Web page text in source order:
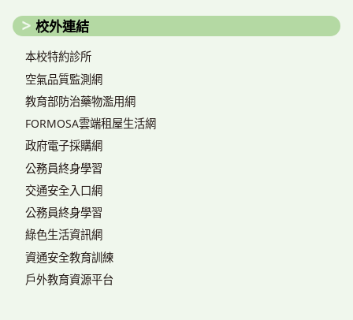
校外連結
本校特約診所
空氣品質監測網
教育部防治藥物濫用網
FORMOSA雲端租屋生活網
政府電子採購網
公務員終身學習
交通安全入口網
公務員終身學習
綠色生活資訊網
資通安全教育訓練
戶外教育資源平台